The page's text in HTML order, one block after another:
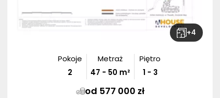
+4
Pokoje
2
Metraż
47 - 50m²
Piętro
1 - 3
od 577 000 zł